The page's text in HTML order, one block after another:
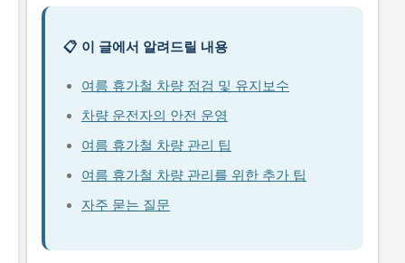
📋 이 글에서 알려드릴 내용
여름 휴가철 차량 점검 및 유지보수
차량 운전자의 안전 운영
여름 휴가철 차량 관리 팁
여름 휴가철 차량 관리를 위한 추가 팁
자주 묻는 질문